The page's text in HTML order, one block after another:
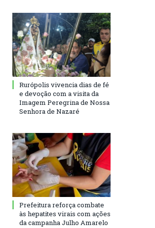
Rurópolis vivencia dias de fé
e devoção com a visita da
Imagem Peregrina de Nossa
Senhora de Nazaré
Prefeitura reforça combate
às hepatites virais com ações
da campanha Julho Amarelo